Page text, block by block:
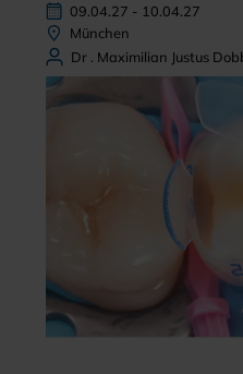
09.04.27 - 10.04.27
München
Dr . Maximilian Justus